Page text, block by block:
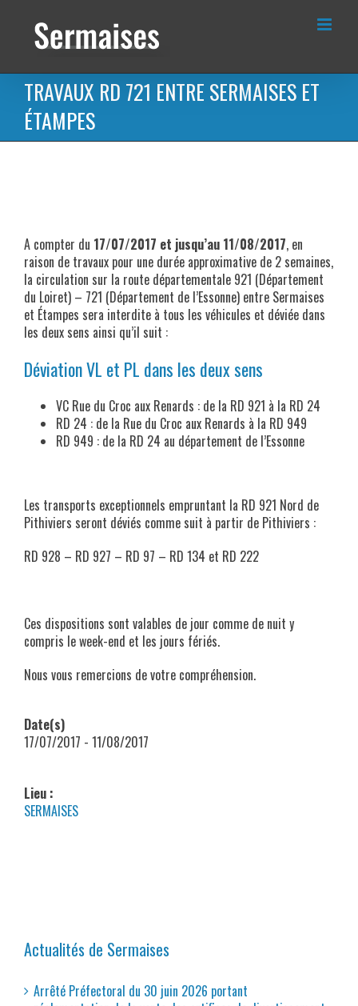
contenu
TRAVAUX RD 721 ENTRE SERMAISES ET
ÉTAMPES
A compter du 17/07/2017 et jusqu’au 11/08/2017, en
raison de travaux pour une durée approximative de 2 semaines,
la circulation sur la route départementale 921 (Département
du Loiret) – 721 (Département de l’Essonne) entre Sermaises
et Étampes sera interdite à tous les véhicules et déviée dans
les deux sens ainsi qu’il suit :
Déviation VL et PL dans les deux sens
VC Rue du Croc aux Renards : de la RD 921 à la RD 24
RD 24 : de la Rue du Croc aux Renards à la RD 949
RD 949 : de la RD 24 au département de l’Essonne
Les transports exceptionnels empruntant la RD 921 Nord de
Pithiviers seront déviés comme suit à partir de Pithiviers :
RD 928 – RD 927 – RD 97 – RD 134 et RD 222
Ces dispositions sont valables de jour comme de nuit y
compris le week-end et les jours fériés.
Nous vous remercions de votre compréhension.
Date(s)
17/07/2017 - 11/08/2017
Lieu :
SERMAISES
Actualités de Sermaises
Arrêté Préfectoral du 30 juin 2026 portant